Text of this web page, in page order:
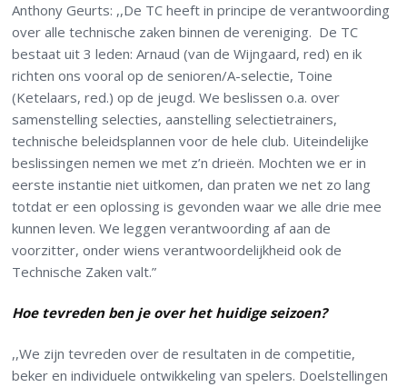
Anthony Geurts: ,,De TC heeft in principe de verantwoording
over alle technische zaken binnen de vereniging. De TC
bestaat uit 3 leden: Arnaud (van de Wijngaard, red) en ik
richten ons vooral op de senioren/A-selectie, Toine
(Ketelaars, red.) op de jeugd. We beslissen o.a. over
samenstelling selecties, aanstelling selectietrainers,
technische beleidsplannen voor de hele club. Uiteindelijke
beslissingen nemen we met z’n drieën. Mochten we er in
eerste instantie niet uitkomen, dan praten we net zo lang
totdat er een oplossing is gevonden waar we alle drie mee
kunnen leven. We leggen verantwoording af aan de
voorzitter, onder wiens verantwoordelijkheid ook de
Technische Zaken valt.”
Hoe tevreden ben je over het huidige seizoen?
,,We zijn tevreden over de resultaten in de competitie,
beker en individuele ontwikkeling van spelers. Doelstellingen